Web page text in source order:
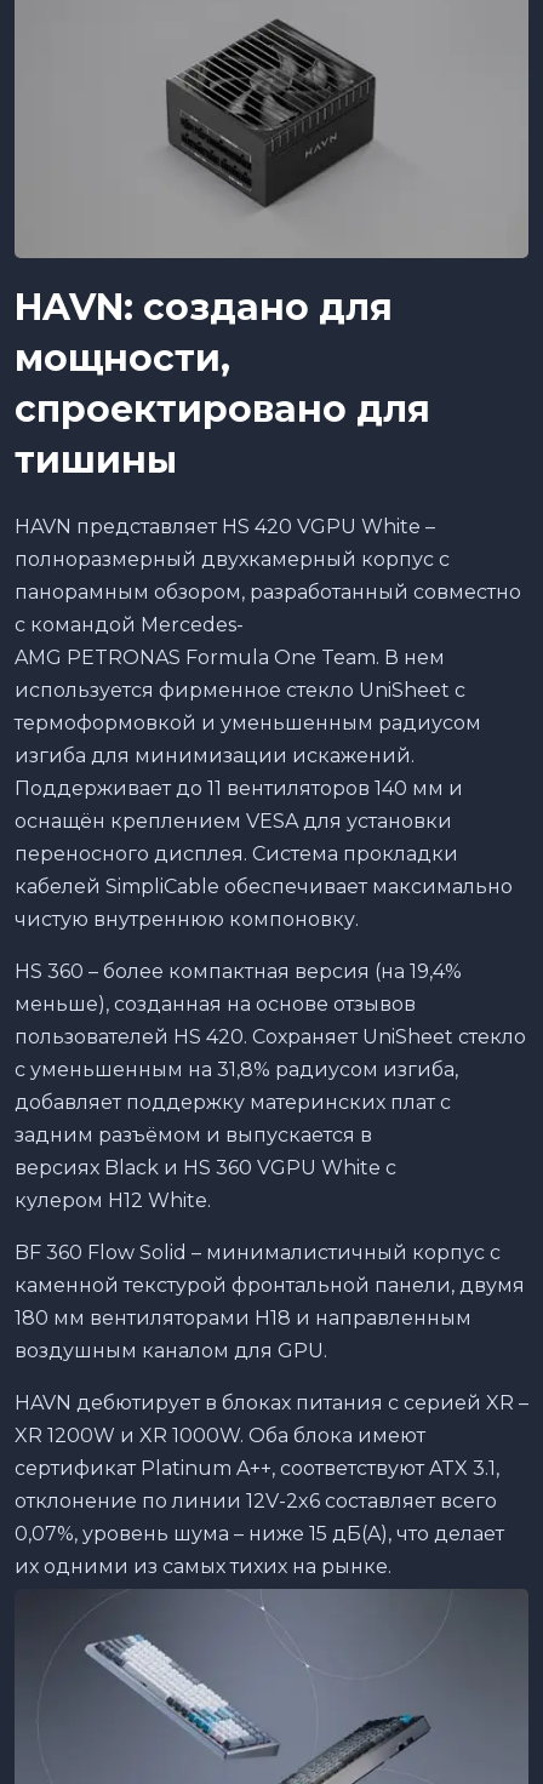
HAVN: создано для
мощности,
спроектировано для
тишины
HAVN представляет HS 420 VGPU White –
полноразмерный двухкамерный корпус с
панорамным обзором, разработанный совместно
с командой Mercedes-
AMG PETRONAS Formula One Team. В нем
используется фирменное стекло UniSheet с
термоформовкой и уменьшенным радиусом
изгиба для минимизации искажений.
Поддерживает до 11 вентиляторов 140 мм и
оснащён креплением VESA для установки
переносного дисплея. Система прокладки
кабелей SimpliCable обеспечивает максимально
чистую внутреннюю компоновку.
HS 360 – более компактная версия (на 19,4%
меньше), созданная на основе отзывов
пользователей HS 420. Сохраняет UniSheet стекло
с уменьшенным на 31,8% радиусом изгиба,
добавляет поддержку материнских плат с
задним разъёмом и выпускается в
версиях Black и HS 360 VGPU White с
кулером H12 White.
BF 360 Flow Solid – минималистичный корпус с
каменной текстурой фронтальной панели, двумя
180 мм вентиляторами H18 и направленным
воздушным каналом для GPU.
HAVN дебютирует в блоках питания с серией XR –
XR 1200W и XR 1000W. Оба блока имеют
сертификат Platinum A++, соответствуют ATX 3.1,
отклонение по линии 12V-2x6 составляет всего
0,07%, уровень шума – ниже 15 дБ(A), что делает
их одними из самых тихих на рынке.